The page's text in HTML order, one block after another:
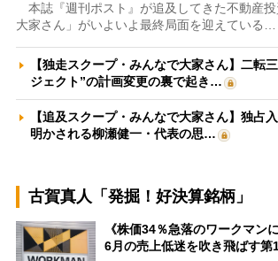
本誌『週刊ポスト』が追及してきた不動産
大家さん」がいよいよ最終局面を迎えている…
【独走スクープ・みんなで大家さん】二転
ジェクト”の計画変更の裏で起き…
【追及スクープ・みんなで大家さん】独占
明かされる柳瀬健一・代表の思…
古賀真人「発掘！好決算銘柄」
《株価34％急落のワークマン
6月の売上低迷を吹き飛ばす